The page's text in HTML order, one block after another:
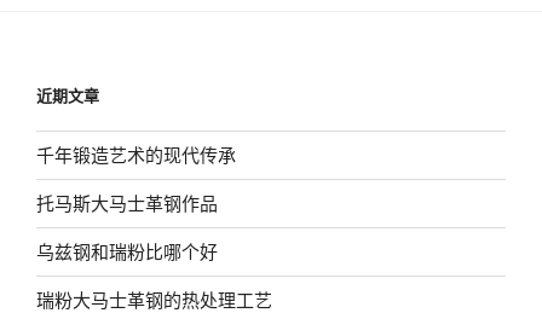
近期文章
千年锻造艺术的现代传承
托马斯大马士革钢作品
乌兹钢和瑞粉比哪个好
瑞粉大马士革钢的热处理工艺